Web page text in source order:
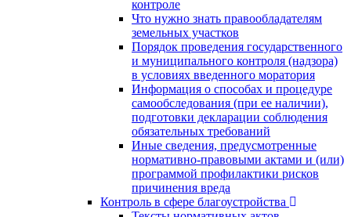
контроле
Что нужно знать правообладателям
земельных участков
Порядок проведения государственного
и муниципального контроля (надзора)
в условиях введенного моратория
Информация о способах и процедуре
самообследования (при ее наличии),
подготовки декларации соблюдения
обязательных требований
Иные сведения, предусмотренные
нормативно-правовыми актами и (или)
программой профилактики рисков
причинения вреда
Контроль в сфере благоустройства